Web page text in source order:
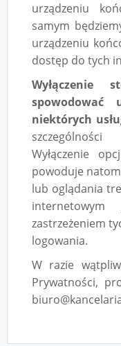
urządzeniu
samym
urządzeniu
dostęp do tych
Wyłączenie
spowodować
niektórych
Wyłączenie
powoduje
lub oglądania
zastrzeżeniem
logowania.
W razie
Prywatności,